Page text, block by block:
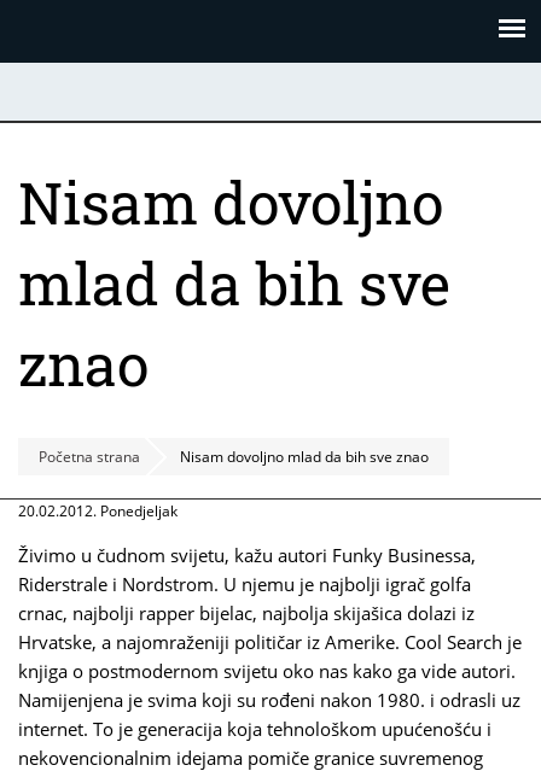
Nisam dovoljno
mlad da bih sve
znao
Početna strana Nisam dovoljno mlad da bih sve znao
20.02.2012. Ponedjeljak
Živimo u čudnom svijetu, kažu autori Funky Businessa,
Riderstrale i Nordstrom. U njemu je najbolji igrač golfa
crnac, najbolji rapper bijelac, najbolja skijašica dolazi iz
Hrvatske, a najomraženiji političar iz Amerike. Cool Search je
knjiga o postmodernom svijetu oko nas kako ga vide autori.
Namijenjena je svima koji su rođeni nakon 1980. i odrasli uz
internet. To je generacija koja tehnološkom upućenošću i
nekovencionalnim idejama pomiče granice suvremenog